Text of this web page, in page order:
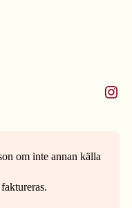
Instagram
om inte annan källa